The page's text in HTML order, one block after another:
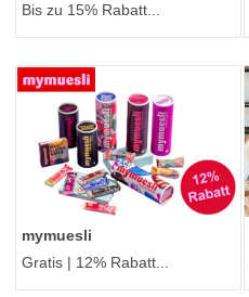
Bis zu 15% Rabatt...
mymuesli
Gratis | 12% Rabatt...